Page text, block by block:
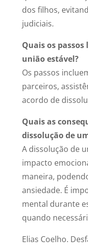
dos filhos,
judiciais.
Quais os
união estável?
Os passos
parceiros,
acordo de
Quais as
dissolução de
A dissolução de
impacto
maneira,
ansiedade. É
mental durante
quando
Elias Coelho.